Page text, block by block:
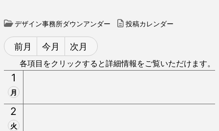
デザイン事務所ダウンアンダー 投稿カレンダー
前月 今月 次月
各項目をクリックすると詳細情報をご覧いただけます。
1
月
2
火